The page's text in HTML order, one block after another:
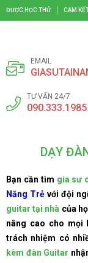
ĐƯỢC HỌC THỬ CAM
EMAIL
TƯ VẤN 24/7
DẠY
Bạn cần tìm gia sư
Năng Trẻ với đội
guitar tại nhà của
nâng cao cho mọi
trách nhiệm có
kèm đàn Guitar